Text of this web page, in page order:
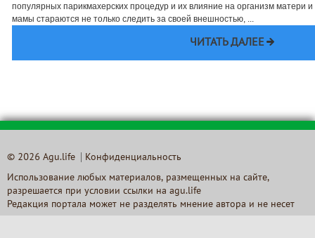
популярных парикмахерских процедур и их влияние на организм матери и
мамы стараются не только следить за своей внешностью, ...
ЧИТАТЬ ДАЛЕЕ
© 2026 Agu.life Конфиденциальность
Использование любых материалов, размещенных на сайте,
разрешается при условии ссылки на agu.life
Редакция портала может не разделять мнение автора и не несет